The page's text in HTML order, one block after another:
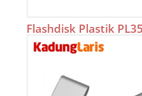
Flashdisk Plastik PL35